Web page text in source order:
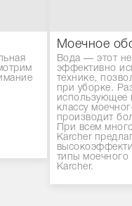
Моечное
Вода — этот
эффективно
технике,
при уборке.
использующее
классу
производит
При всем
Karcher
типы
Karcher.